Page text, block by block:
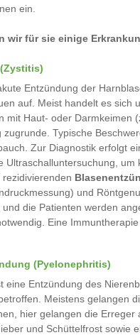
ein.
wir für sie einige
Entzündung der
auf. Meist handelt es sich
mit Haut- oder Darmkeimen
Typische
Zur Diagnostik erfolgt
Ultraschalluntersuchung,
rezidivierenden
und
die Patienten werden
Eine
(Pyelonephritis)
eine Entzündung des
Meistens gelangen
hier gelangen die
und Schüttelfrost sowie